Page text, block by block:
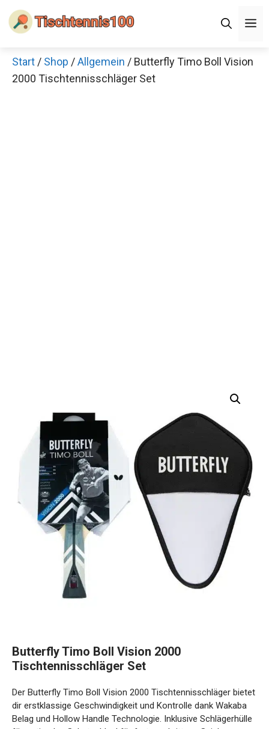
Zum
Inhalt
Start / Shop /Allgemein / Butterfly Timo Boll
Vision 2000 Tischtennisschläger Set
Tischtennisschläger Set
bietet dir erstklassige Geschwindigkeit und Kontrolle dank
Wakaba Belag und Hollow Handle Technologie. Inklusive
Schlägerhülle für optimalen Schutz. Ideal für
Decathlon Sale